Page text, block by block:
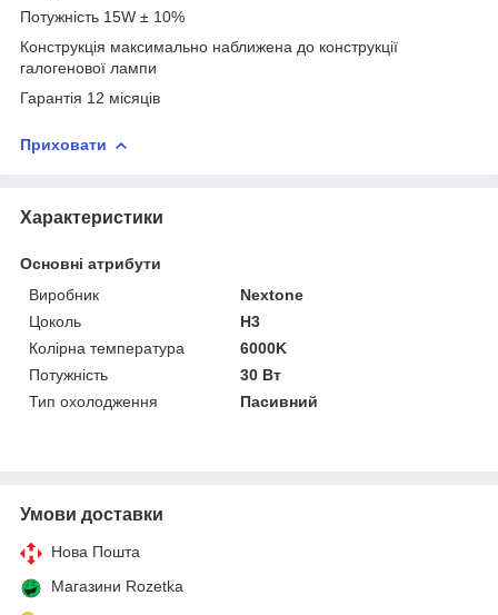
Потужність 15W ± 10%
Конструкція максимально наближена до конструкції
галогенової лампи
Гарантія 12 місяців
Приховати
Характеристики
Основні атрибути
Виробник
Nextone
Цоколь
H3
Колірна температура
6000K
Потужність
30 Вт
Тип охолодження
Пасивний
Умови доставки
Нова Пошта
Магазини Rozetka